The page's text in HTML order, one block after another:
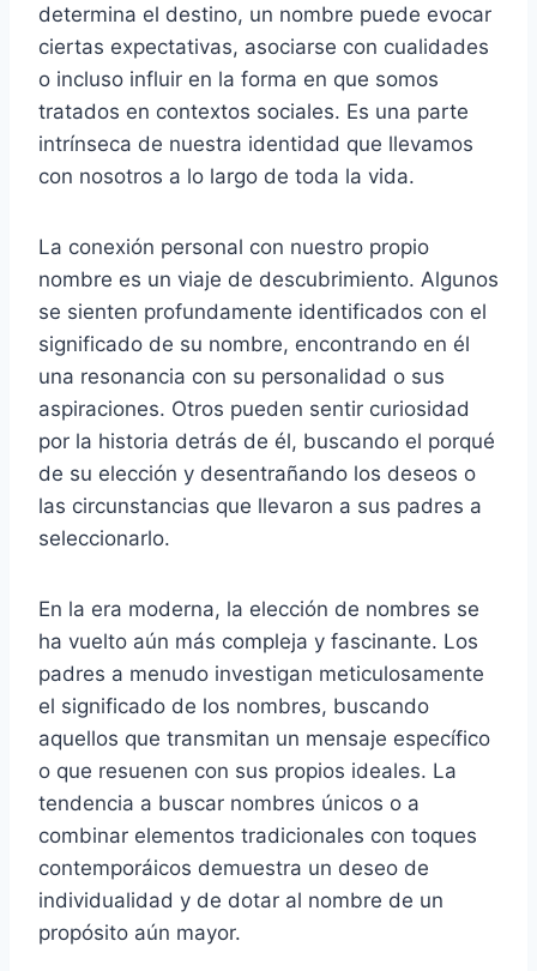
determina el destino, un nombre puede evocar
ciertas expectativas, asociarse con cualidades
o incluso influir en la forma en que somos
tratados en contextos sociales. Es una parte
intrínseca de nuestra identidad que llevamos
con nosotros a lo largo de toda la vida.
La conexión personal con nuestro propio
nombre es un viaje de descubrimiento. Algunos
se sienten profundamente identificados con el
significado de su nombre, encontrando en él
una resonancia con su personalidad o sus
aspiraciones. Otros pueden sentir curiosidad
por la historia detrás de él, buscando el porqué
de su elección y desentrañando los deseos o
las circunstancias que llevaron a sus padres a
seleccionarlo.
En la era moderna, la elección de nombres se
ha vuelto aún más compleja y fascinante. Los
padres a menudo investigan meticulosamente
el significado de los nombres, buscando
aquellos que transmitan un mensaje específico
o que resuenen con sus propios ideales. La
tendencia a buscar nombres únicos o a
combinar elementos tradicionales con toques
contemporáicos demuestra un deseo de
individualidad y de dotar al nombre de un
propósito aún mayor.